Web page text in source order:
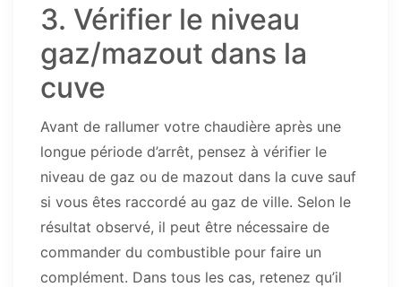
3. Vérifier le niveau
gaz/mazout dans la
cuve
Avant de rallumer votre chaudière après une
longue période d’arrêt, pensez à vérifier le
niveau de gaz ou de mazout dans la cuve sauf
si vous êtes raccordé au gaz de ville. Selon le
résultat observé, il peut être nécessaire de
commander du combustible pour faire un
complément. Dans tous les cas, retenez qu’il